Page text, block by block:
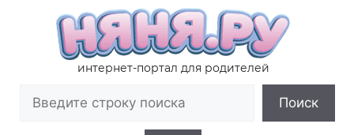
содержимому
интернет-портал для родителей
Поиск